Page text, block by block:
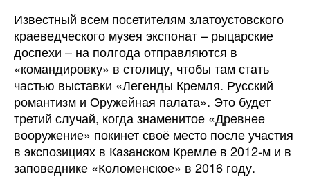
Известный всем посетителям златоустовского
краеведческого музея экспонат – рыцарские
доспехи – на полгода отправляются в
«командировку» в столицу, чтобы там стать
частью выставки «Легенды Кремля. Русский
романтизм и Оружейная палата». Это будет
третий случай, когда знаменитое «Древнее
вооружение» покинет своё место после участия
в экспозициях в Казанском Кремле в 2012-м и в
заповеднике «Коломенское» в 2016 году.